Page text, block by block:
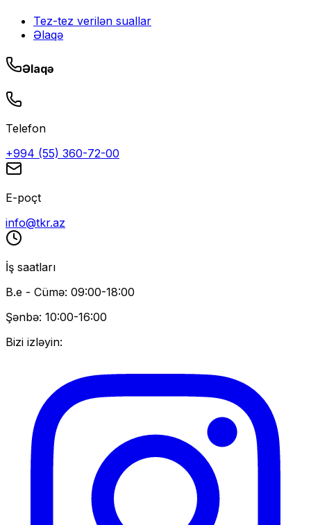
Tez-tez verilən suallar
Əlaqə
Əlaqə
Telefon
+994 (55) 360-72-00
E-poçt
info@tkr.az
İş saatları
B.e - Cümə: 09:00-18:00
Şənbə: 10:00-16:00
Bizi izləyin: